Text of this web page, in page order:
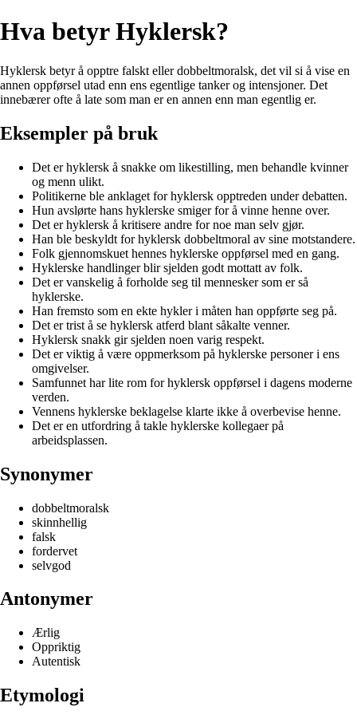
Hva betyr Hyklersk?
Hyklersk betyr å opptre falskt eller dobbeltmoralsk, det vil si å vise en
annen oppførsel utad enn ens egentlige tanker og intensjoner. Det
innebærer ofte å late som man er en annen enn man egentlig er.
Eksempler på bruk
Det er hyklersk å snakke om likestilling, men behandle kvinner
og menn ulikt.
Politikerne ble anklaget for hyklersk opptreden under debatten.
Hun avslørte hans hyklerske smiger for å vinne henne over.
Det er hyklersk å kritisere andre for noe man selv gjør.
Han ble beskyldt for hyklersk dobbeltmoral av sine motstandere.
Folk gjennomskuet hennes hyklerske oppførsel med en gang.
Hyklerske handlinger blir sjelden godt mottatt av folk.
Det er vanskelig å forholde seg til mennesker som er så
hyklerske.
Han fremsto som en ekte hykler i måten han oppførte seg på.
Det er trist å se hyklersk atferd blant såkalte venner.
Hyklersk snakk gir sjelden noen varig respekt.
Det er viktig å være oppmerksom på hyklerske personer i ens
omgivelser.
Samfunnet har lite rom for hyklersk oppførsel i dagens moderne
verden.
Vennens hyklerske beklagelse klarte ikke å overbevise henne.
Det er en utfordring å takle hyklerske kollegaer på
arbeidsplassen.
Synonymer
dobbeltmoralsk
skinnhellig
falsk
fordervet
selvgod
Antonymer
Ærlig
Oppriktig
Autentisk
Etymologi